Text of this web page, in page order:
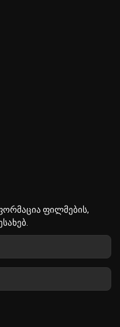
ფილმების,